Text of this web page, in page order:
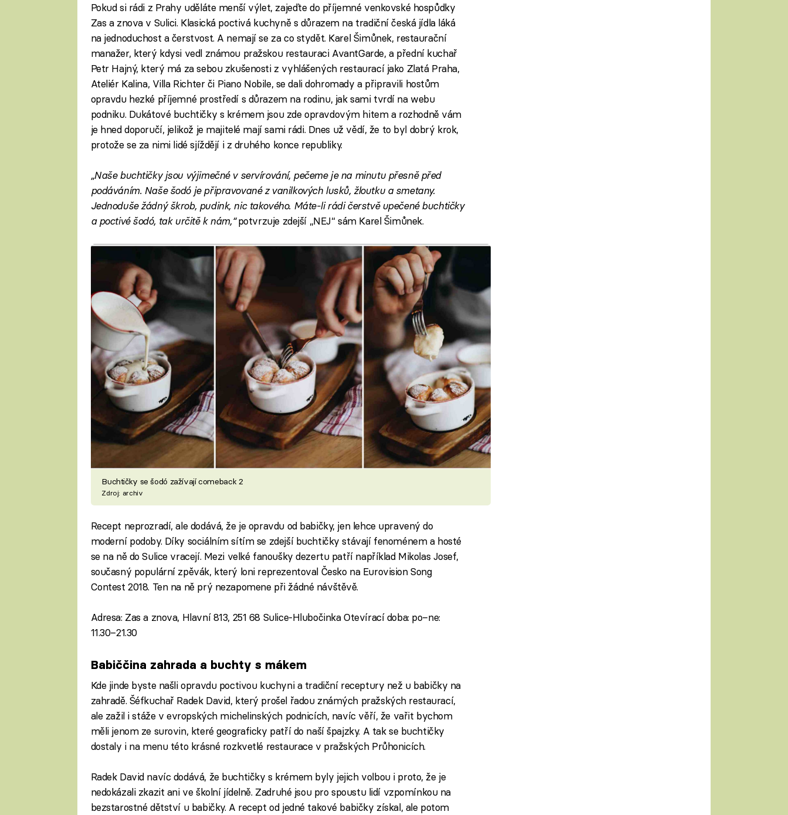
Pokud si rádi z Prahy uděláte menší výlet, zajeďte do příjemné venkovské hospůdky
Zas a znova v Sulici. Klasická poctivá kuchyně s důrazem na tradiční česká jídla láká
na jednoduchost a čerstvost. A nemají se za co stydět. Karel Šimůnek, restaurační
manažer, který kdysi vedl známou pražskou restauraci AvantGarde, a přední kuchař
Petr Hajný, který má za sebou zkušenosti z vyhlášených restaurací jako Zlatá Praha,
Ateliér Kalina, Villa Richter či Piano Nobile, se dali dohromady a připravili hostům
opravdu hezké příjemné prostředí s důrazem na rodinu, jak sami tvrdí na webu
podniku. Dukátové buchtičky s krémem jsou zde opravdovým hitem a rozhodně vám
je hned doporučí, jelikož je majitelé mají sami rádi. Dnes už vědí, že to byl dobrý krok,
protože se za nimi lidé sjíždějí i z druhého konce republiky.
„Naše buchtičky jsou výjimečné v servírování, pečeme je na minutu přesně před
podáváním. Naše šodó je připravované z vanilkových lusků, žloutku a smetany.
Jednoduše žádný škrob, pudink, nic takového. Máte-li rádi čerstvě upečené buchtičky
a poctivé šodó, tak určitě k nám,“potvrzuje zdejší „NEJ“ sám Karel Šimůnek.
Buchtičky se šodó zažívají comeback 2
Zdroj: archiv
Recept neprozradí, ale dodává, že je opravdu od babičky, jen lehce upravený do
moderní podoby. Díky sociálním sítím se zdejší buchtičky stávají fenoménem a hosté
se na ně do Sulice vracejí. Mezi velké fanoušky dezertu patří například Mikolas Josef,
současný populární zpěvák, který loni reprezentoval Česko na Eurovision Song
Contest 2018. Ten na ně prý nezapomene při žádné návštěvě.
Adresa: Zas a znova, Hlavní 813, 251 68 Sulice-Hlubočinka Otevírací doba: po–ne:
11.30–21.30
Babiččina zahrada a buchty s mákem
Kde jinde byste našli opravdu poctivou kuchyni a tradiční receptury než u babičky na
zahradě. Šéfkuchař Radek David, který prošel řadou známých pražských restaurací,
ale zažil i stáže v evropských michelinských podnicích, navíc věří, že vařit bychom
měli jenom ze surovin, které geograficky patří do naší špajzky. A tak se buchtičky
dostaly i na menu této krásné rozkvetlé restaurace v pražských Průhonicích.
Radek David navíc dodává, že buchtičky s krémem byly jejich volbou i proto, že je
nedokázali zkazit ani ve školní jídelně. Zadruhé jsou pro spoustu lidí vzpomínkou na
bezstarostné dětství u babičky. A recept od jedné takové babičky získal, ale potom